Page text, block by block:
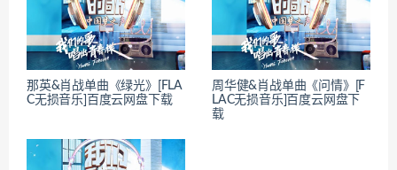
那英&肖战单曲《绿光》[FLA
C无损音乐]百度云网盘下载
周华健&肖战单曲《问情》[F
LAC无损音乐]百度云网盘下
载